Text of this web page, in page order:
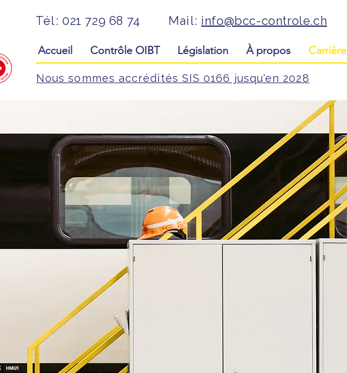
Tél: 021 729 68 74 Mail: info@bcc-controle.ch
Accueil Contrôle OIBT Législation À propos Carrière
Nous sommes accrédités SIS 0166 jusqu'en 2028